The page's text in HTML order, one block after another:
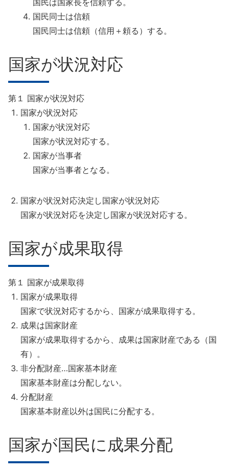
国民は国家長を信頼する。
国民同士は信頼
国民同士は信頼（信用＋頼る）する。
国家が状況対応
第１ 国家が状況対応
国家が状況対応
国家が状況対応
国家が状況対応する。
国家が当事者
国家が当事者となる。
国家が状況対応決定し国家が状況対応
国家が状況対応を決定し国家が状況対応する。
国家が成果取得
第１ 国家が成果取得
国家が成果取得
国家で状況対応するから、国家が成果取得する。
成果は国家財産
国家が成果取得するから、成果は国家財産である（国
有）。
非分配財産…国家基本財産
国家基本財産は分配しない。
分配財産
国家基本財産以外は国民に分配する。
国家が国民に成果分配